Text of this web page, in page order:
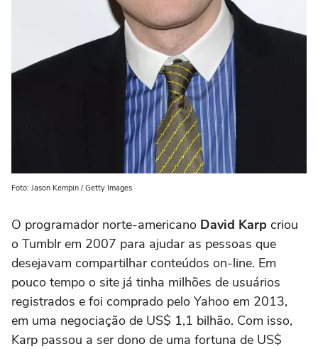
Foto: Jason Kempin / Getty Images
O programador norte-americano David Karp criou
o Tumblr em 2007 para ajudar as pessoas que
desejavam compartilhar conteúdos on-line. Em
pouco tempo o site já tinha milhões de usuários
registrados e foi comprado pelo Yahoo em 2013,
em uma negociação de US$ 1,1 bilhão. Com isso,
Karp passou a ser dono de uma fortuna de US$